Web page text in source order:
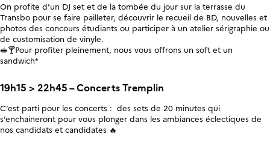
On profite d’un DJ set et de la tombée du jour sur la terrasse du
Transbo pour se faire pailleter, découvrir le recueil de BD, nouvelles et
photos des concours étudiants ou participer à un atelier sérigraphie ou
de customisation de vinyle.
🥪🍸Pour profiter pleinement, nous vous offrons un soft et un
sandwich*
19h15 > 22h45 – Concerts Tremplin
C’est parti pour les concerts : des sets de 20 minutes qui
s’enchaineront pour vous plonger dans les ambiances éclectiques de
nos candidats et candidates 🔥